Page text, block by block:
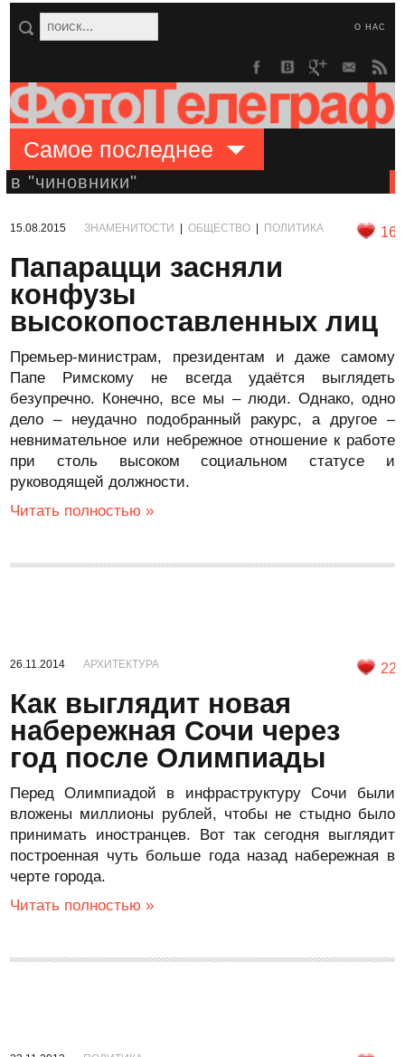
О НАС
Самое последнее
в "чиновники"
15.08.2015 ЗНАМЕНИТОСТИ |ОБЩЕСТВО ПОЛИТИКА 16
Папарацци засняли
конфузы
высокопоставленных лиц
Премьер-министрам, президентам и даже самому
Папе Римскому не всегда удаётся выглядеть
безупречно. Конечно, все мы – люди. Однако, одно
дело – неудачно подобранный ракурс, а другое –
невнимательное или небрежное отношение к работе
при столь высоком социальном статусе и
руководящей должности.
Читать полностью »
26.11.2014 АРХИТЕКТУРА 22
Как выглядит новая
набережная Сочи через
год после Олимпиады
Перед Олимпиадой в инфраструктуру Сочи были
вложены миллионы рублей, чтобы не стыдно было
принимать иностранцев. Вот так сегодня выглядит
построенная чуть больше года назад набережная в
черте города.
Читать полностью »